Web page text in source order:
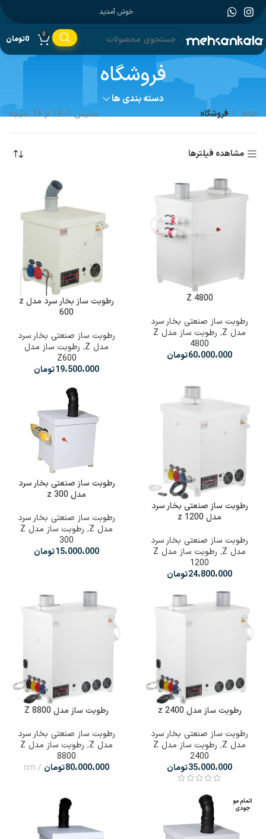
خوش آمدید
0
0تومان
فروشگاه
دسته بندی ها
خانه فروشگاه نمایش 1–12 از 13 نتیجه
مشاهده فیلترها
Z 4800
رطوبت ساز صنعتی بخار سرد
مدل Z
,
رطوبت ساز مدل Z
4800
60،000،000تومان
رطوبت ساز بخار سرد مدل z
600
رطوبت ساز صنعتی بخار سرد
مدل Z
, رطوبت ساز مدل
Z600
19،500،000تومان
رطوبت ساز صنعتی بخار سرد
مدل z 1200
رطوبت ساز صنعتی بخار سرد
مدل Z
,
رطوبت ساز مدل Z
1200
24،800،000تومان
رطوبت ساز صنعتی بخار سرد
مدل z 300
رطوبت ساز صنعتی بخار سرد
مدل Z
,
رطوبت ساز مدل Z
300
15،000،000تومان
رطوبت ساز مدل z 2400
رطوبت ساز صنعتی بخار سرد
مدل Z
,
رطوبت ساز مدل Z
2400
35،000،000تومان
رطوبت ساز مدل Z 8800
رطوبت ساز صنعتی بخار سرد
مدل Z
,
رطوبت ساز مدل Z
8800
80،000،000تومان cm
اتمام مو
جودی